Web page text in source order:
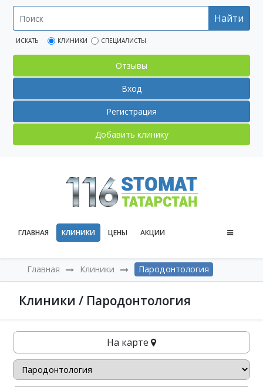
Найти
ИСКАТЬ КЛИНИКИ СПЕЦИАЛИСТЫ
Отзывы
Вход
Регистрация
Добавить клинику
ГЛАВНАЯ КЛИНИКИ ЦЕНЫ АКЦИИ
Главная Клиники Пародонтология
Клиники / Пародонтология
На карте